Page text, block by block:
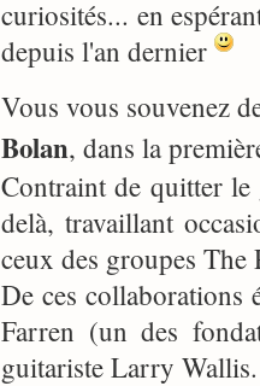
curiosités... en
depuis l'an dernier
Vous vous souvenez
Bolan, dans la
Contraint de quitter
delà, travaillant
ceux des groupes
De ces collaborations
Farren (un des
guitariste Larry Wallis.